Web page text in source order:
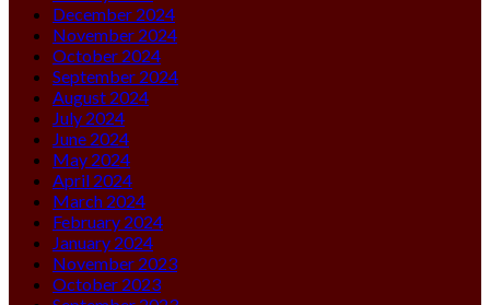
December 2024
November 2024
October 2024
September 2024
August 2024
July 2024
June 2024
May 2024
April 2024
March 2024
February 2024
January 2024
November 2023
October 2023